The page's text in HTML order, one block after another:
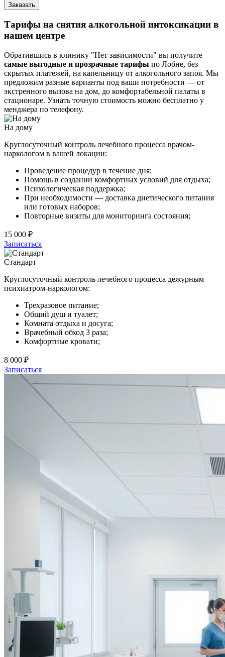
Заказать
Тарифы на снятия алкогольной интоксикации в
нашем центре
Обратившись в клинику "Нет зависимости" вы получите
самые выгодные и прозрачные тарифы по Лобне, без
скрытых платежей, на капельницу от алкогольного запоя. Мы
предложим разные варианты под ваши потребности — от
экстренного вызова на дом, до комфортабельной палаты в
стационаре. Узнать точную стоимость можно бесплатно у
менджера по телефону.
На дому
Круглосуточный контроль лечебного процесса врачом-
наркологом в вашей локации:
Проведение процедур в течение дня;
Помощь в создании комфортных условий для отдыха;
Психологическая поддержка;
При необходимости — доставка диетического питания
или готовых наборов;
Повторные визиты для мониторинга состояния;
15 000 ₽
Записаться
Стандарт
Круглосуточный контроль лечебного процесса дежурным
психиатром-наркологом:
Трехразовое питание;
Общий душ и туалет;
Комната отдыха и досуга;
Врачебный обход 3 раза;
Комфортные кровати;
8 000 ₽
Записаться